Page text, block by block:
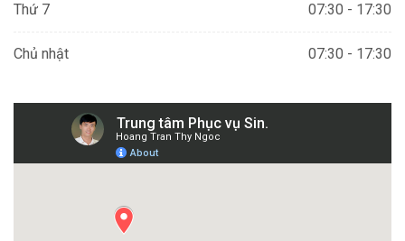
Thứ 7 07:30 - 17:30
Chủ nhật 07:30 - 17:30